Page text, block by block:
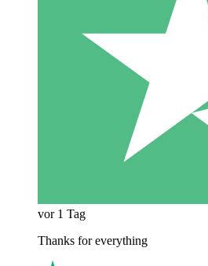
vor 1 Tag
Thanks for everything